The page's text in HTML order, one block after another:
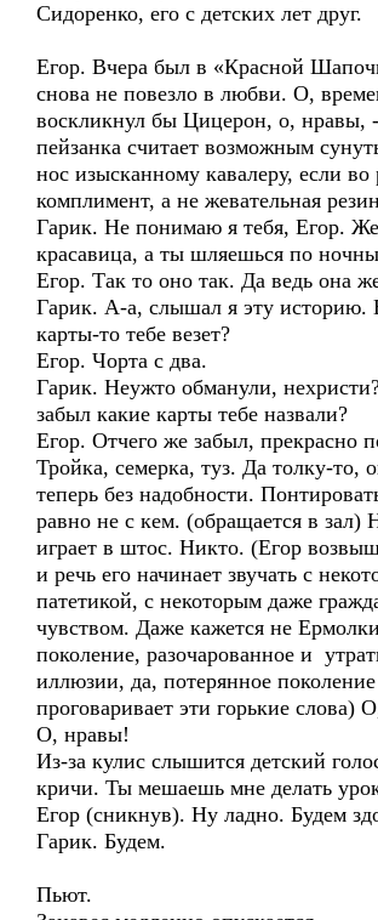
Сидоренко, его с детских лет друг.
Егор. Вчера был в «Красной
снова не повезло в любви. О,
воскликнул бы Цицерон, о, нравы,
пейзанка считает возможным
нос изысканному кавалеру, если во
комплимент, а не жевательная
Гарик. Не понимаю я тебя, Егор.
красавица, а ты шляешься по
Егор. Так то оно так. Да ведь она
Гарик. А-а, слышал я эту историю.
карты-то тебе везет?
Егор. Чорта с два.
Гарик. Неужто обманули,
забыл какие карты тебе назвали?
Егор. Отчего же забыл, прекрасно
Тройка, семерка, туз. Да толку-то,
теперь без надобности.
равно не с кем. (обращается в зал)
играет в штос. Никто. (Егор
и речь его начинает звучать с
патетикой, с некоторым даже
чувством. Даже кажется не
поколение, разочарованное и
иллюзии, да, потерянное поколение
проговаривает эти горькие слова)
О, нравы!
Из-за кулис слышится детский
кричи. Ты мешаешь мне делать
Егор (сникнув). Ну ладно. Будем
Гарик. Будем.
Пьют.